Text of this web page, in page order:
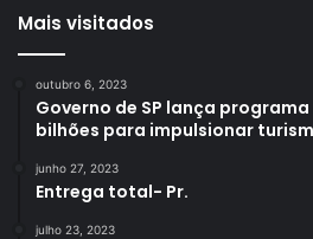
Mais visitados
outubro 6, 2023
Governo de SP lança
bilhões para impulsionar
junho 27, 2023
Entrega total- Pr.
julho 23, 2023